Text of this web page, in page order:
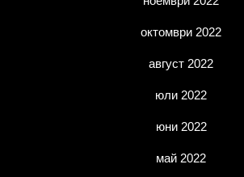
октомври 2022
август 2022
юли 2022
юни 2022
май 2022